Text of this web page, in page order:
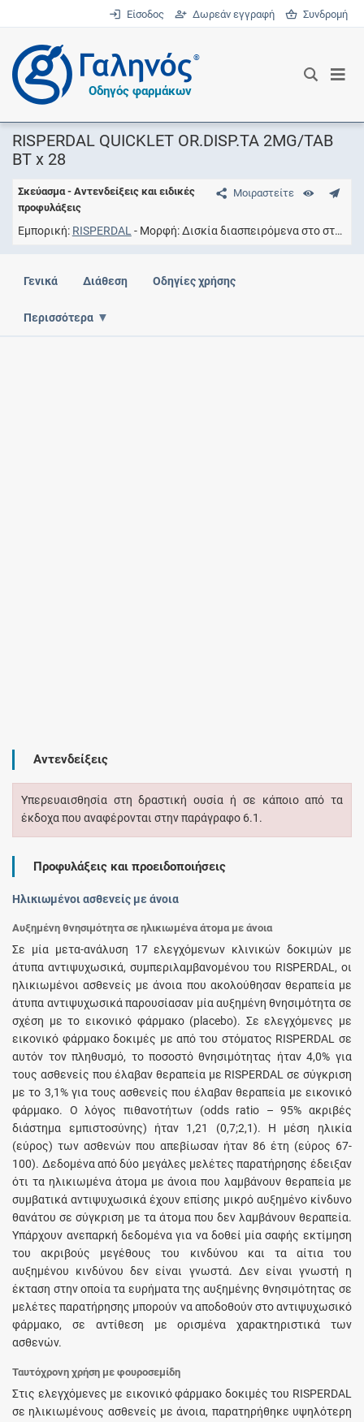
Είσοδος Δωρεάν εγγραφή Συνδρομή
®
Οδηγός φαρμάκων
RISPERDAL QUICKLET OR.DISP.TA 2MG/TAB
BT x 28
Μοιραστείτε
Σκεύασμα - Αντενδείξεις και ειδικές
προφυλάξεις
Εμπορική RISPERDAL Μορφή Δισκία διασπειρόμενα στο στόμα
Γενικά Διάθεση Οδηγίες χρήσης
Περισσότερα
Αντενδείξεις
Υπερευαισθησία στη δραστική ουσία ή σε κάποιο από τα
έκδοχα που αναφέρονται στην παράγραφο 6.1.
Προφυλάξεις και προειδοποιήσεις
Ηλικιωμένοι ασθενείς με άνοια
Αυξημένη θνησιμότητα σε ηλικιωμένα άτομα με άνοια
Σε μία μετα-ανάλυση 17 ελεγχόμενων κλινικών δοκιμών με
άτυπα αντιψυχωσικά, συμπεριλαμβανομένου του RΙSΡΕRDΑL, οι
ηλικιωμένοι ασθενείς με άνοια που ακολούθησαν θεραπεία με
άτυπα αντιψυχωσικά παρουσίασαν μία αυξημένη θνησιμότητα σε
σχέση με το εικονικό φάρμακο (placebo). Σε ελεγχόμενες με
εικονικό φάρμακο δοκιμές με από του στόματος RΙSΡΕRDΑL σε
αυτόν τον πληθυσμό, το ποσοστό θνησιμότητας ήταν 4,0% για
τους ασθενείς που έλαβαν θεραπεία με RΙSΡΕRDΑL σε σύγκριση
με το 3,1% για τους ασθενείς που έλαβαν θεραπεία με εικονικό
φάρμακο. Ο λόγος πιθανοτήτων (odds ratio – 95% ακριβές
διάστημα εμπιστοσύνης) ήταν 1,21 (0,7;2,1). Η μέση ηλικία
(εύρος) των ασθενών που απεβίωσαν ήταν 86 έτη (εύρος 67-
100). Δεδομένα από δύο μεγάλες μελέτες παρατήρησης έδειξαν
ότι τα ηλικιωμένα άτομα με άνοια που λαμβάνουν θεραπεία με
συμβατικά αντιψυχωσικά έχουν επίσης μικρό αυξημένο κίνδυνο
θανάτου σε σύγκριση με τα άτομα που δεν λαμβάνουν θεραπεία.
Υπάρχουν ανεπαρκή δεδομένα για να δοθεί μία σαφής εκτίμηση
του ακριβούς μεγέθους του κινδύνου και τα αίτια του
αυξημένου κινδύνου δεν είναι γνωστά. Δεν είναι γνωστή η
έκταση στην οποία τα ευρήματα της αυξημένης θνησιμότητας σε
μελέτες παρατήρησης μπορούν να αποδοθούν στο αντιψυχωσικό
φάρμακο, σε αντίθεση με ορισμένα χαρακτηριστικά των
ασθενών.
Ταυτόχρονη χρήση με φουροσεμίδη
Στις ελεγχόμενες με εικονικό φάρμακο δοκιμές του RISPERDAL
σε ηλικιωμένους ασθενείς με άνοια, παρατηρήθηκε υψηλότερη